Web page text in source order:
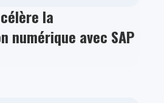
la
numérique avec SAP